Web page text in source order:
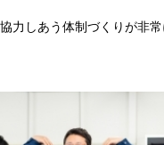
力しあう体制づくりが非